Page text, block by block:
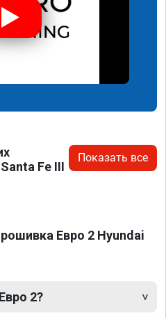
Fe III
Показать все
Евро 2 Hyundai
2?